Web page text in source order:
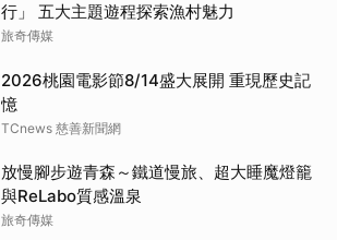
行」 五大主題遊程探索漁村魅力
旅奇傳媒
2026桃園電影節8/14盛大展開 重現歷史記
憶
TCnews 慈善新聞網
放慢腳步遊青森～鐵道慢旅、超大睡魔燈籠
與ReLabo質感溫泉
旅奇傳媒